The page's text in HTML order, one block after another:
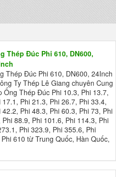
Thép Đúc Phi 610, DN600,
Thép Đúc Phi 610, DN600, 24Inch
Ty Thép Lê Giang chuyên Cung
Ống Thép Đúc Phi 10.3, Phi 13.7,
17.1, Phi 21.3, Phi 26.7, Phi 33.4,
42.2, Phi 48.3, Phi 60.3, Phi 73, Phi
Phi 88.9, Phi 101.6, Phi 114.3, Phi
Phi 323.9, Phi 355.6, Phi
610 từ Trung Quốc, Hàn Quốc,